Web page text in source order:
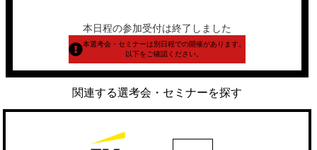
本日程の参加受付は終了しました
本選考会・セミナーは別日程での開催があります。
以下をご確認ください。
関連する選考会・セミナーを探す